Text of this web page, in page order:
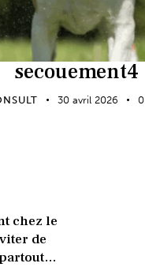
secouement4
30 avril 2026 0
chez le
de